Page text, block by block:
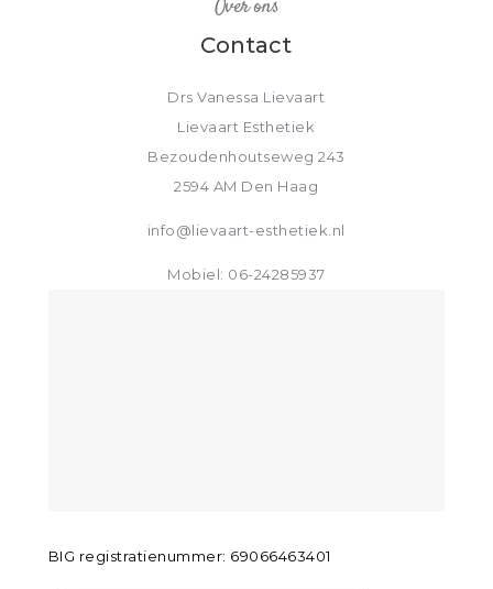
Over ons
Contact
Drs Vanessa Lievaart
Lievaart Esthetiek
Bezoudenhoutseweg 243
2594 AM Den Haag
info@lievaart-esthetiek.nl
Mobiel: 06-24285937
BIG registratienummer: 69066463401